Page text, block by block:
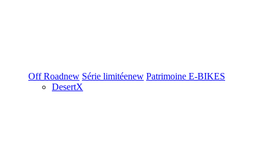
Off Roadnew Série limitéenew Patrimoine E-BIKES
DesertX